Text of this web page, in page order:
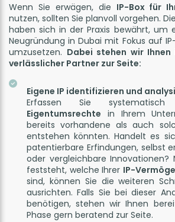
Wenn Sie erwägen, die IP-Box für
nutzen, sollten Sie planvoll vorgehen.
haben sich in der Praxis bewährt, um
Neugründung in Dubai mit Fokus auf
umzusetzen. Dabei stehen wir
verlässlicher Partner zur Seite:
Eigene IP identifizieren und
Erfassen Sie
Eigentumsrechte in Ihrem
bereits vorhandene als auch
entstehen könnten. Handelt es
patentierbare Erfindungen, selbst
oder vergleichbare Innovationen?
feststeht, welche Ihrer IP-
sind, können Sie die weiteren
ausrichten. Falls Sie bei dieser
benötigen, stehen wir Ihnen
Phase gern beratend zur Seite.